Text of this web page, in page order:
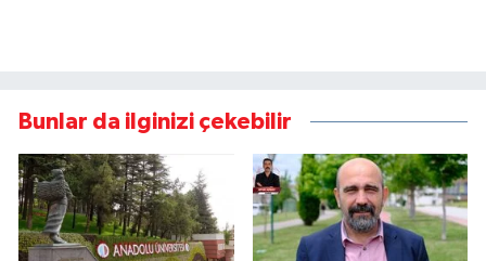
Bunlar da ilginizi çekebilir